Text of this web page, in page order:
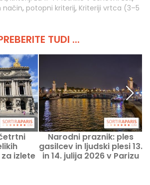
način, potopni kriterij, Kriteriji vrtca (3–5
TUDI ...
izlete
Narodni praznik: ples
gasilcev in ljudski plesi 13.
in 14. julija 2026 v Parizu